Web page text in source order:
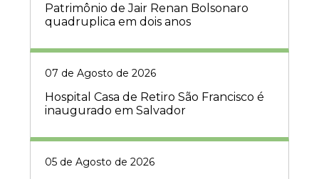
Patrimônio de Jair Renan Bolsonaro
quadruplica em dois anos
07 de Agosto de 2026
Hospital Casa de Retiro São Francisco é
inaugurado em Salvador
05 de Agosto de 2026